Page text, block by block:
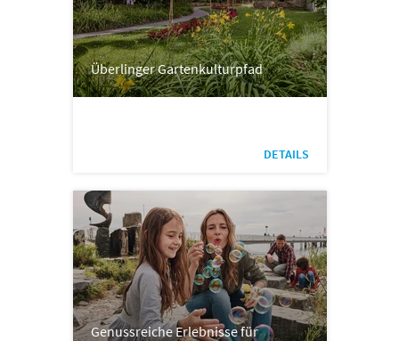
Überlinger Gartenkulturpfad
DETAILS
Genussreiche Erlebnisse für